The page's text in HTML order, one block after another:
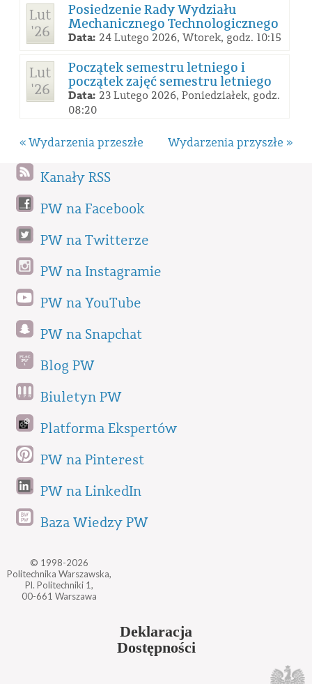
Lut
'26
Posiedzenie Rady Wydziału
Mechanicznego Technologicznego
Data: 24 Lutego 2026, Wtorek, godz. 10:15
Lut
'26
Początek semestru letniego i
początek zajęć semestru letniego
Data: 23 Lutego 2026, Poniedziałek, godz.
08:20
« Wydarzenia przeszłe Wydarzenia przyszłe »
Kanały RSS
PW na Facebook
PW na Twitterze
PW na Instagramie
PW na YouTube
PW na Snapchat
Blog PW
Biuletyn PW
Platforma Ekspertów
PW na Pinterest
PW na LinkedIn
Baza Wiedzy PW
© 1998-2026
Politechnika Warszawska,
Pl. Politechniki 1,
00-661 Warszawa
Deklaracja
Dostępności